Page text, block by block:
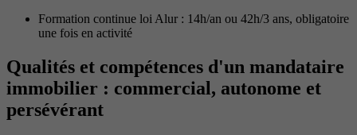
Formation continue loi Alur : 14h/an ou 42h/3 ans, obligatoire
une fois en activité
Qualités et compétences d'un mandataire
immobilier : commercial, autonome et
persévérant